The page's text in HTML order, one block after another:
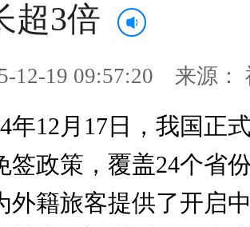
超3倍
12-19 09:57:20 来源：
12月17日，我国正式
签政策，覆盖24个省
外籍旅客提供了开启